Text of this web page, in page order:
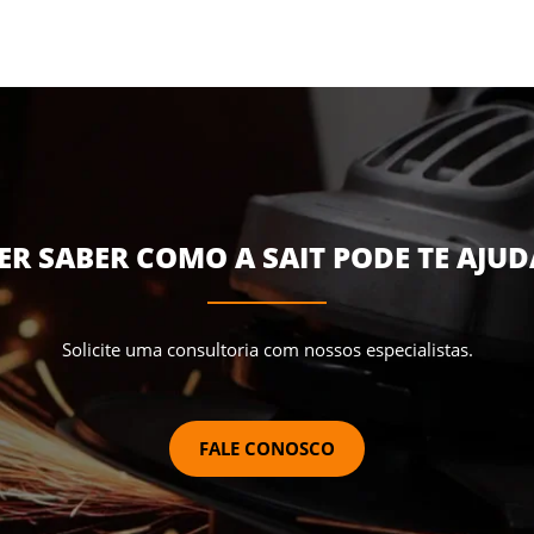
SABER COMO A SAIT PODE TE
Solicite uma consultoria com nossos especialistas.
FALE CONOSCO